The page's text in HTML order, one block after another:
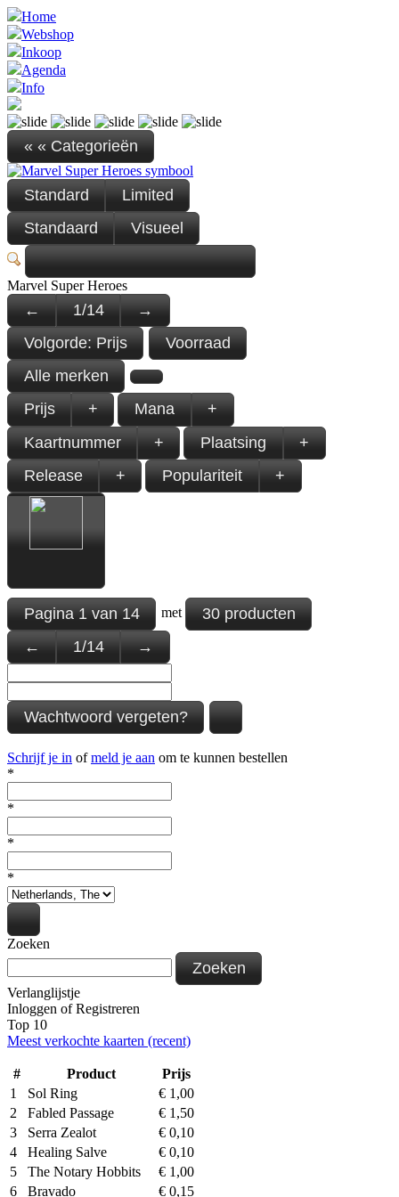
Home
Webshop
Inkoop
Agenda
Info
« « Categorieën
Standard
Limited
Standaard
Visueel
Marvel Super Heroes
← 1/14
→
Volgorde: Prijs
Voorraad
Alle merken
Prijs
+ Mana
+
Kaartnummer
+ Plaatsing
+
Release
+ Populariteit +
Pagina1van14 met
30 producten
←
1/14 →
Wachtwoord vergeten?
Schrijf je in ofmeld je aan om te kunnen bestellen
*
*
*
*
Zoeken
Zoeken
Verlanglijstje
Inloggen ofRegistreren
Top 10
Meest verkochte kaarten (recent)
# Product
Prijs
1
Sol Ring € 1,00
2
Fabled Passage € 1,50
3
Serra Zealot € 0,10
4
Healing Salve € 0,10
5
The Notary Hobbits € 1,00
6
Bravado € 0,15